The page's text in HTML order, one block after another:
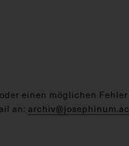
einen möglichen
an: